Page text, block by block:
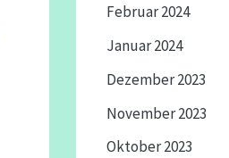
Februar 2024
Januar 2024
Dezember 2023
November 2023
Oktober 2023